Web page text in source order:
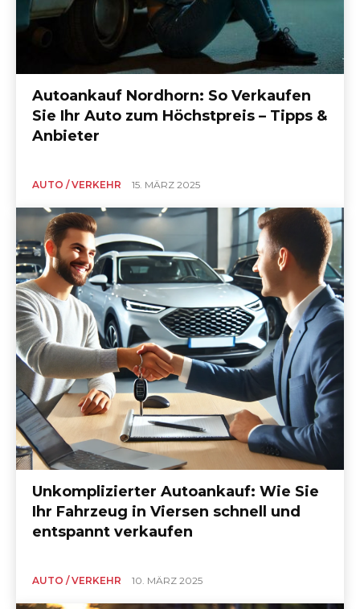
Autoankauf Nordhorn: So Verkaufen
Sie Ihr Auto zum Höchstpreis – Tipps &
Anbieter
AUTO / VERKEHR 15. MÄRZ 2025
Unkomplizierter Autoankauf: Wie Sie
Ihr Fahrzeug in Viersen schnell und
entspannt verkaufen
AUTO / VERKEHR 10. MÄRZ 2025